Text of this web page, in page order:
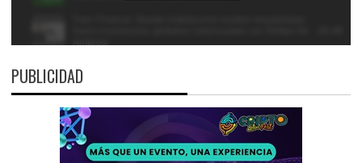
PUBLICIDAD